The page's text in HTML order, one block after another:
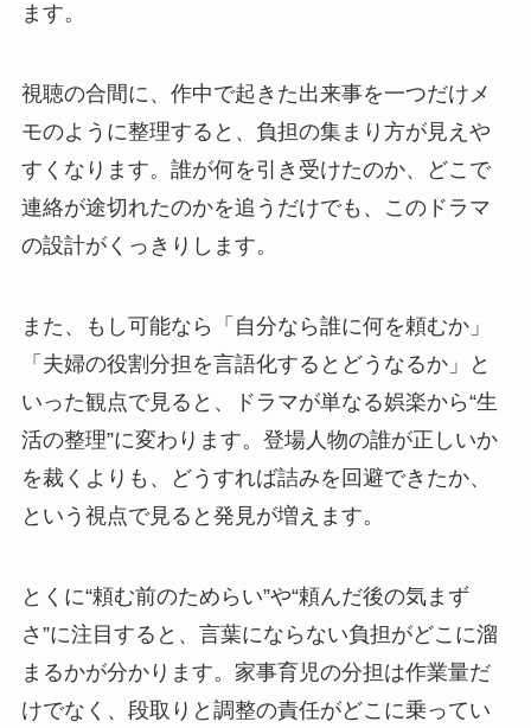
ます。
視聴の合間に、作中で起きた出来事を一つだけメ
モのように整理すると、負担の集まり方が見えや
すくなります。誰が何を引き受けたのか、どこで
連絡が途切れたのかを追うだけでも、このドラマ
の設計がくっきりします。
また、もし可能なら「自分なら誰に何を頼むか」
「夫婦の役割分担を言語化するとどうなるか」と
いった観点で見ると、ドラマが単なる娯楽から“生
活の整理”に変わります。登場人物の誰が正しいか
を裁くよりも、どうすれば詰みを回避できたか、
という視点で見ると発見が増えます。
とくに“頼む前のためらい”や“頼んだ後の気まず
さ”に注目すると、言葉にならない負担がどこに溜
まるかが分かります。家事育児の分担は作業量だ
けでなく、段取りと調整の責任がどこに乗ってい